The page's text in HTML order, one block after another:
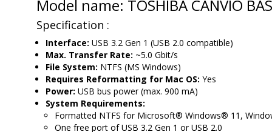
Model name: TOSHIBA CANVIO
Specification :
Interface: USB 3.2 Gen 1 (USB 2.0 compatible)
Max. Transfer Rate: ~5.0 Gbit/s
File System: NTFS (MS Windows)
Requires Reformatting for Mac OS: Yes
Power: USB bus power (max. 900 mA)
System Requirements:
Formatted NTFS for Microsoft® Windows® 11,
One free port of USB 3.2 Gen 1 or USB 2.0